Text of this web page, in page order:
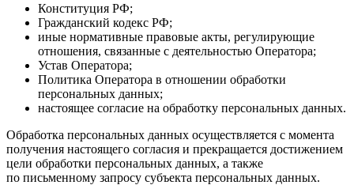
Конституция РФ;
Гражданский кодекс РФ;
иные нормативные правовые акты, регулирующие
отношения, связанные с деятельностью Оператора;
Устав Оператора;
Политика Оператора в отношении обработки
персональных данных;
настоящее согласие на обработку персональных данных.
Обработка персональных данных осуществляется с момента
получения настоящего согласия и прекращается достижением
цели обработки персональных данных, а также
по письменному запросу субъекта персональных данных.